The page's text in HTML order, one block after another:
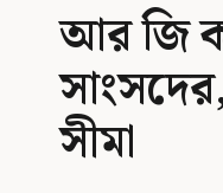
আর জি
সীমা